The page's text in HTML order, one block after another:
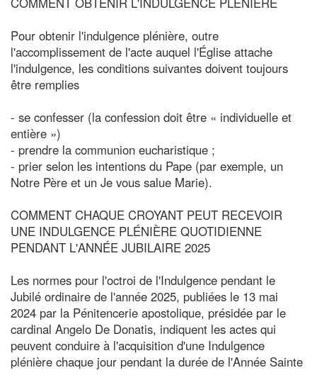
Pour obtenir l'indulgence plénière, outre
l'accomplissement de l'acte auquel l'Église attache
l'indulgence, les conditions suivantes doivent toujours
être remplies
- se confesser (la confession doit être « individuelle et
entière »)
- prendre la communion eucharistique ;
- prier selon les intentions du Pape (par exemple, un
Notre Père et un Je vous salue Marie).
COMMENT CHAQUE CROYANT PEUT RECEVOIR
UNE INDULGENCE PLÉNIÈRE QUOTIDIENNE
PENDANT L'ANNÉE JUBILAIRE 2025
Les normes pour l'octroi de l'Indulgence pendant le
Jubilé ordinaire de l'année 2025, publiées le 13 mai
2024 par la Pénitencerie apostolique, présidée par le
cardinal Angelo De Donatis, indiquent les actes qui
peuvent conduire à l'acquisition d'une Indulgence
plénière chaque jour pendant la durée de l'Année Sainte